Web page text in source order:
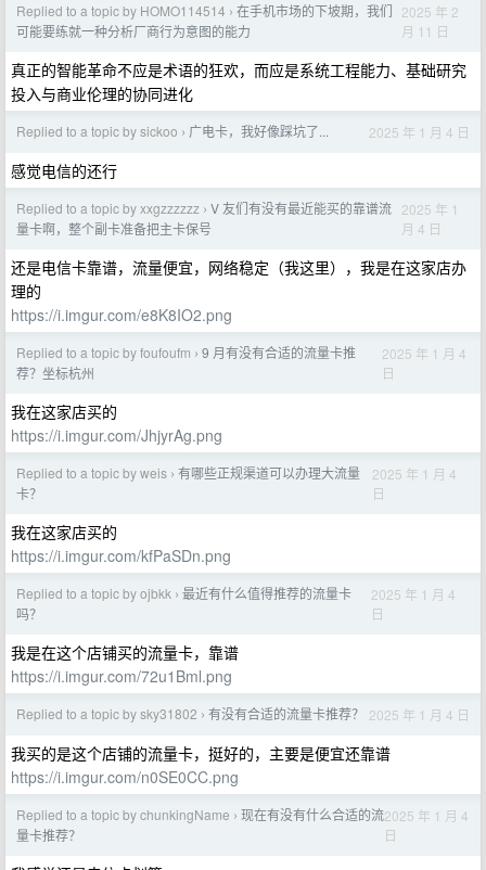
Replied to a topic by HOMO114514 › 在手机市场的下坡期，我们
可能要练就一种分析厂商行为意图的能力
2025 年 2
月 11 日
真正的智能革命不应是术语的狂欢，而应是系统工程能力、基础研究
投入与商业伦理的协同进化
Replied to a topic by sickoo › 广电卡，我好像踩坑了... 2025 年 1 月 4 日
感觉电信的还行
Replied to a topic by xxgzzzzzz › V 友们有没有最近能买的靠谱流
量卡啊，整个副卡准备把主卡保号
2025 年 1
月 4 日
还是电信卡靠谱，流量便宜，网络稳定（我这里），我是在这家店办
理的
https://i.imgur.com/e8K8IO2.png
Replied to a topic by foufoufm › 9 月有没有合适的流量卡推
荐？坐标杭州
2025 年 1 月 4
日
我在这家店买的
https://i.imgur.com/JhjyrAg.png
Replied to a topic by weis › 有哪些正规渠道可以办理大流量
卡？
2025 年 1 月 4
日
我在这家店买的
https://i.imgur.com/kfPaSDn.png
Replied to a topic by ojbkk › 最近有什么值得推荐的流量卡
吗？
2025 年 1 月 4
日
我是在这个店铺买的流量卡，靠谱
https://i.imgur.com/72u1Bml.png
Replied to a topic by sky31802 › 有没有合适的流量卡推荐？ 2025 年 1 月 4 日
我买的是这个店铺的流量卡，挺好的，主要是便宜还靠谱
https://i.imgur.com/n0SE0CC.png
Replied to a topic by chunkingName › 现在有没有什么合适的流
量卡推荐？
2025 年 1 月 4
日